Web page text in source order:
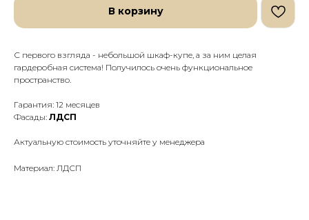
В корзину
С первого взгляда - небольшой шкаф-купе, а за ним целая
гардеробная система! Получилось очень функциональное
пространство.
Гарантия: 12 месяцев
Фасады: ЛДСП
Актуальную стоимость уточняйте у менеджера
Материал: ЛДСП